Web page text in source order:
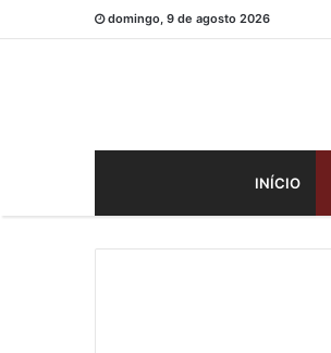
domingo, 9 de agosto 2026
INÍCIO